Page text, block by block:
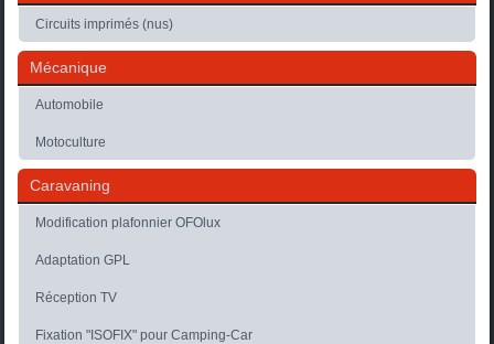
Circuits imprimés (nus)
Mécanique
Automobile
Motoculture
Caravaning
Modification plafonnier OFOlux
Adaptation GPL
Réception TV
Fixation "ISOFIX" pour Camping-Car